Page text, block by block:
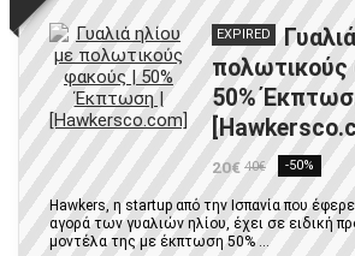
EXPIRED
πολωτικούς
50%
20€ 40€ -50%
Hawkers, η startup από την Ισπανία που
αγορά των γυαλιών ηλίου, έχει σε ειδική
μοντέλα της με έκπτωση 50% ...